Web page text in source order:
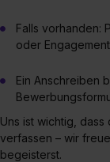
Falls vorhanden:
oder
Ein Anschreiben
Uns ist wichtig,
verfassen – wir
begeisterst.